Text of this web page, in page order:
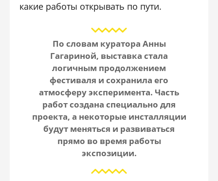
какие работы открывать по пути.
По словам куратора Анны
Гагариной, выставка стала
логичным продолжением
фестиваля и сохранила его
атмосферу эксперимента. Часть
работ создана специально для
проекта, а некоторые инсталляции
будут меняться и развиваться
прямо во время работы
экспозиции.